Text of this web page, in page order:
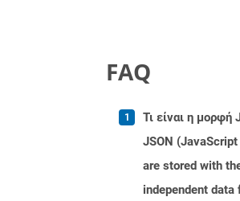
FAQ
Τι είναι η μορφή
JSON
are stored with
independent